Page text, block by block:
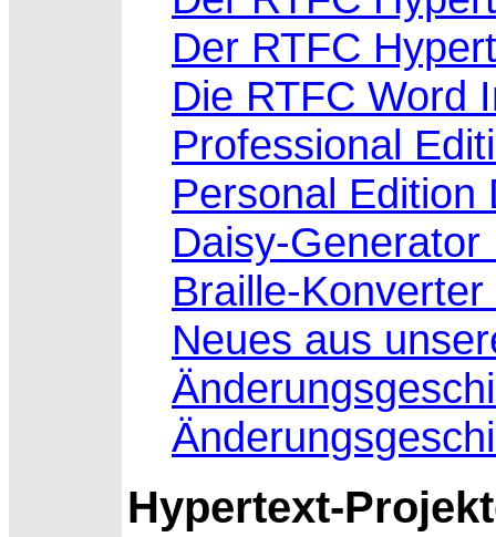
Der RTFC
Die RTFC Word
Professional
Personal Edition
Daisy-Generator
Braille-
Neues aus
Hypertext-